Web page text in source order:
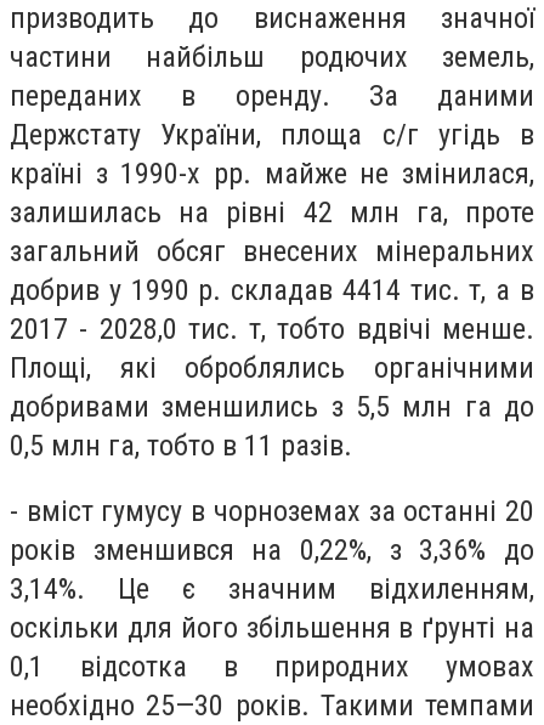
призводить до виснаження значної
частини найбільш родючих земель,
переданих в оренду. За даними
Держстату України, площа с/г угідь в
країні з 1990-х рр. майже не змінилася,
залишилась на рівні 42 млн га, проте
загальний обсяг внесених мінеральних
добрив у 1990 р. складав 4414 тис. т, а в
2017 - 2028,0 тис. т, тобто вдвічі менше.
Площі, які оброблялись органічними
добривами зменшились з 5,5 млн га до
0,5 млн га, тобто в 11 разів.
- вміст гумусу в чорноземах за останні 20
років зменшився на 0,22%, з 3,36% до
3,14%. Це є значним відхиленням,
оскільки для його збільшення в ґрунті на
0,1 відсотка в природних умовах
необхідно 25—30 років. Такими темпами